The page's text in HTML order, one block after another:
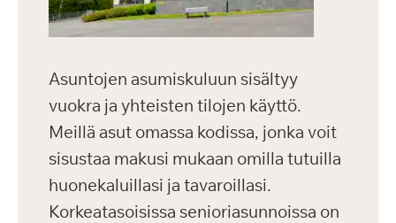
Asuntojen asumiskuluun sisältyy
vuokra ja yhteisten tilojen käyttö.
Meillä asut omassa kodissa, jonka voit
sisustaa makusi mukaan omilla tutuilla
huonekaluillasi ja tavaroillasi.
Korkeatasoisissa senioriasunnoissa on